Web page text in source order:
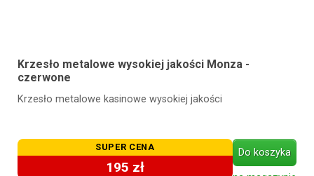
Krzesło metalowe wysokiej jakości Monza -
czerwone
Krzesło metalowe kasinowe wysokiej jakości
SUPER CENA
195 zł
Do koszyka